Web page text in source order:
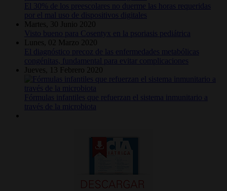
El 30% de los preescolares no duerme las horas requeridas
por el mal uso de dispositivos digitales
Martes, 30 Junio 2020
Visto bueno para Cosentyx en la psoriasis pediátrica
Lunes, 02 Marzo 2020
El diagnóstico precoz de las enfermedades metabólicas
congénitas, fundamental para evitar complicaciones
Jueves, 13 Febrero 2020
Fórmulas infantiles que refuerzan el sistema inmunitario a
través de la microbiota